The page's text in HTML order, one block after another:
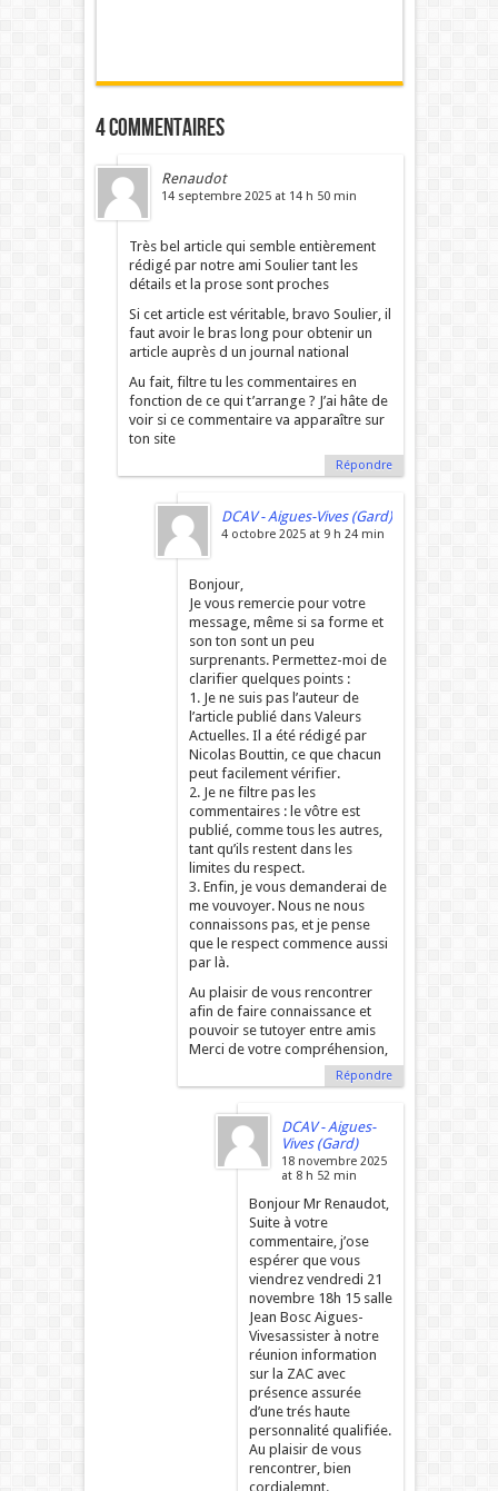
4 commentaires
Renaudot
14 septembre 2025 at 14 h 50 min
Très bel article qui semble entièrement
rédigé par notre ami Soulier tant les
détails et la prose sont proches
Si cet article est véritable, bravo Soulier, il
faut avoir le bras long pour obtenir un
article auprès d un journal national
Au fait, filtre tu les commentaires en
fonction de ce qui t’arrange ? J’ai hâte de
voir si ce commentaire va apparaître sur
ton site
Répondre
DCAV - Aigues-Vives (Gard)
4 octobre 2025 at 9 h 24 min
Bonjour,
Je vous remercie pour votre
message, même si sa forme et
son ton sont un peu
surprenants. Permettez-moi de
clarifier quelques points :
1. Je ne suis pas l’auteur de
l’article publié dans Valeurs
Actuelles. Il a été rédigé par
Nicolas Bouttin, ce que chacun
peut facilement vérifier.
2. Je ne filtre pas les
commentaires : le vôtre est
publié, comme tous les autres,
tant qu’ils restent dans les
limites du respect.
3. Enfin, je vous demanderai de
me vouvoyer. Nous ne nous
connaissons pas, et je pense
que le respect commence aussi
par là.
Au plaisir de vous rencontrer
afin de faire connaissance et
pouvoir se tutoyer entre amis
Merci de votre compréhension,
Répondre
DCAV - Aigues-
Vives (Gard)
18 novembre 2025
at 8 h 52 min
Bonjour Mr Renaudot,
Suite à votre
commentaire, j’ose
espérer que vous
viendrez vendredi 21
novembre 18h 15 salle
Jean Bosc Aigues-
Vivesassister à notre
réunion information
sur la ZAC avec
présence assurée
d’une trés haute
personnalité qualifiée.
Au plaisir de vous
rencontrer, bien
cordialemnt.